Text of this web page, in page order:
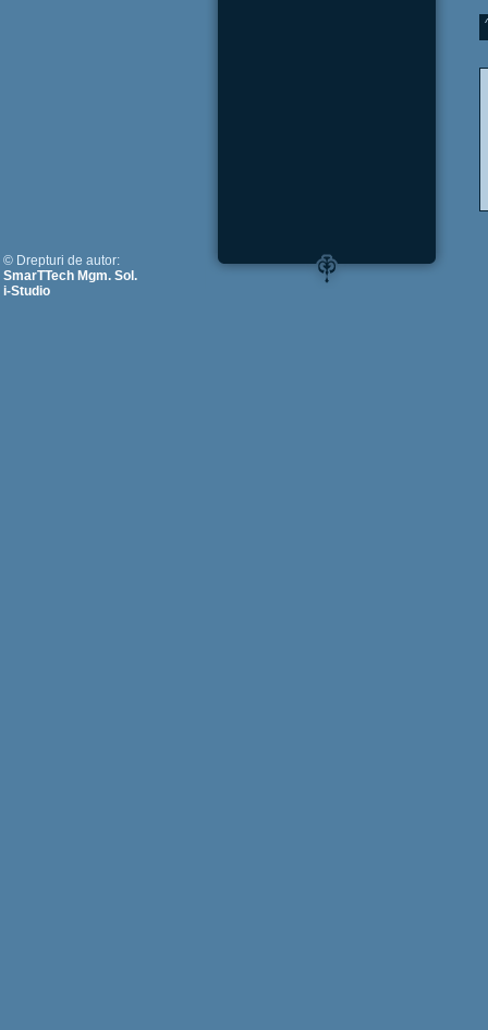
© Drepturi de autor:
SmarTTech Mgm. Sol.
i-Studio